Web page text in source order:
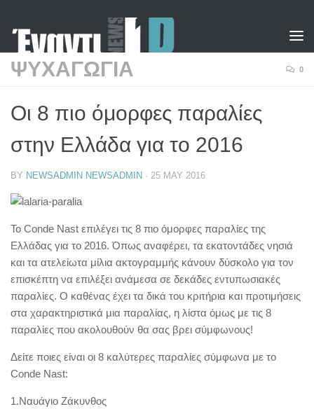
ΨΥΧΑΓΩΓΙΑ 0
Οι 8 πιο όμορφες παραλίες
στην Ελλάδα για το 2016
BY NEWSADMIN NEWSADMIN · 25 MAY 2016
Το Conde Nast επιλέγει τις 8 πιο όμορφες παραλίες της
Ελλάδας για το 2016. Όπως αναφέρει, τα εκατοντάδες νησιά
και τα ατελείωτα μίλια ακτογραμμής κάνουν δύσκολο για τον
επισκέπτη να επιλέξει ανάμεσα σε δεκάδες εντυπωσιακές
παραλίες. Ο καθένας έχει τα δικά του κριτήρια και προτιμήσεις
στα χαρακτηριστικά μια παραλίας, η λίστα όμως με τις 8
παραλίες που ακολουθούν θα σας βρει σύμφωνους!
Δείτε ποιες είναι οι 8 καλύτερες παραλίες σύμφωνα με το
Conde Nast:
1.Ναυάγιο Ζάκυνθος